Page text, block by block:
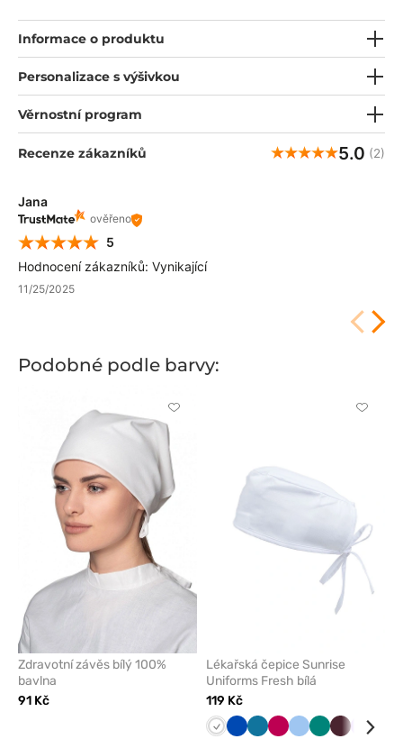
padne. Kterou z elektrizujících barev si vyberete?
Informace o produktu
Personalizace s výšivkou
Věrnostní program
Recenze zákazníků 5.0 (2)
Jana
ověřeno
5
Hodnocení zákazníků: Vynikající
11/25/2025
Podobné podle barvy:
Kliknutím
oblíbených
Zdravotní závěs bílý 100%
bavlna
91 Kč
Lékařská čepice Sunrise
Uniforms Fresh bílá
119 Kč
Bílá Královsky
Karaibsky
Švestkový
ModráZelená